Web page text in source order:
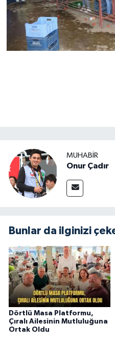
MUHABİR
Onur Çadır
Bunlar da ilginizi
Dörtlü Masa Platformu,
Çıralı Ailesinin Mutluluğuna
Ortak Oldu